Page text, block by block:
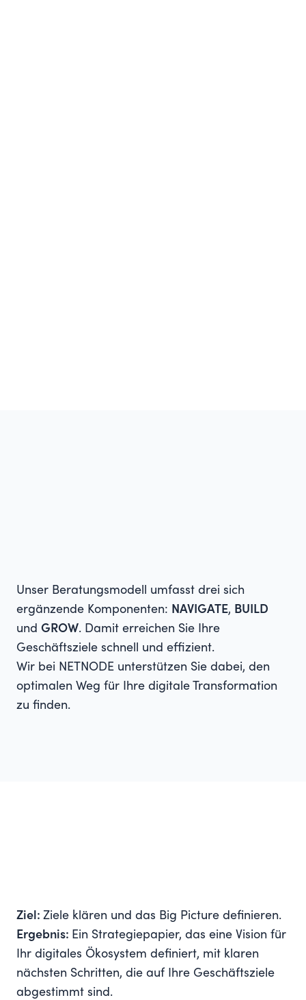
Unser Beratungsmodell umfasst drei sich
ergänzende Komponenten: NAVIGATE, BUILD
und GROW. Damit erreichen Sie Ihre
Geschäftsziele schnell und effizient.
Wir bei NETNODE unterstützen Sie dabei, den
optimalen Weg für Ihre digitale Transformation
zu finden.
Ziel: Ziele klären und das Big Picture definieren.
Ergebnis: Ein Strategiepapier, das eine Vision für
Ihr digitales Ökosystem definiert, mit klaren
nächsten Schritten, die auf Ihre Geschäftsziele
abgestimmt sind.